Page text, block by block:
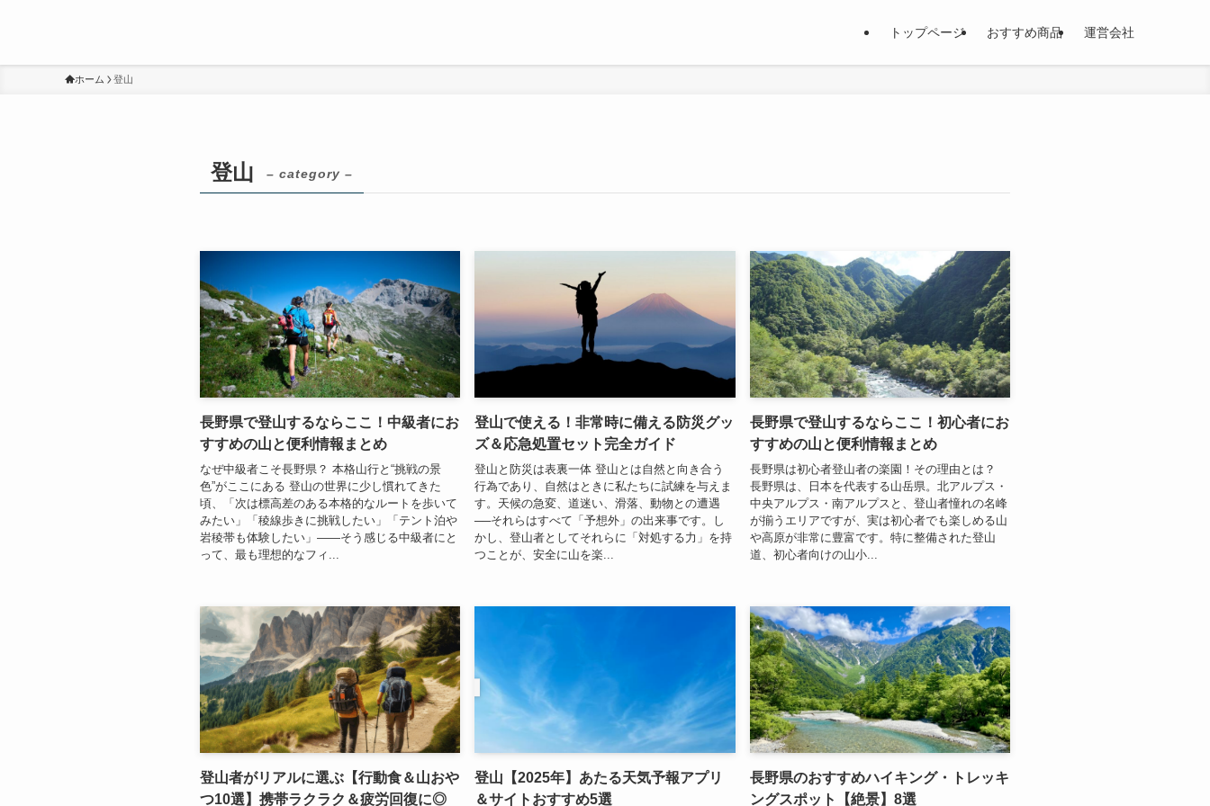
トップページ おすすめ商品 運営会社
ホーム 登山
登山 – category –
長野県で登山するならここ！中級者にお
すすめの山と便利情報まとめ
なぜ中級者こそ長野県？ 本格山行と“挑戦の景
色”がここにある 登山の世界に少し慣れてきた
頃、「次は標高差のある本格的なルートを歩いて
みたい」「稜線歩きに挑戦したい」「テント泊や
岩稜帯も体験したい」——そう感じる中級者にと
って、最も理想的なフィ...
登山で使える！非常時に備える防災グッ
ズ＆応急処置セット完全ガイド
登山と防災は表裏一体 登山とは自然と向き合う
行為であり、自然はときに私たちに試練を与えま
す。天候の急変、道迷い、滑落、動物との遭遇
──それらはすべて「予想外」の出来事です。し
かし、登山者としてそれらに「対処する力」を持
つことが、安全に山を楽...
長野県で登山するならここ！初心者にお
すすめの山と便利情報まとめ
長野県は初心者登山者の楽園！その理由とは？
長野県は、日本を代表する山岳県。北アルプス・
中央アルプス・南アルプスと、登山者憧れの名峰
が揃うエリアですが、実は初心者でも楽しめる山
や高原が非常に豊富です。特に整備された登山
道、初心者向けの山小...
登山者がリアルに選ぶ【行動食＆山おや
つ10選】携帯ラクラク＆疲労回復に◎
登山【2025年】あたる天気予報アプリ
＆サイトおすすめ5選
長野県のおすすめハイキング・トレッキ
ングスポット【絶景】8選